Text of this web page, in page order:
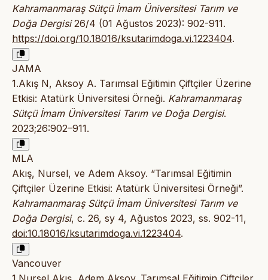
Kahramanmaraş Sütçü İmam Üniversitesi Tarım ve
Doğa Dergisi26/4 (01 Ağustos 2023): 902-911.
https://doi.org/10.18016/ksutarimdoga.vi.1223404.
JAMA
1.Akış N, Aksoy A. Tarımsal Eğitimin Çiftçiler Üzerine
Etkisi: Atatürk Üniversitesi Örneği. Kahramanmaraş
Sütçü İmam Üniversitesi Tarım ve Doğa Dergisi.
2023;26:902–911.
MLA
Akış, Nursel, ve Adem Aksoy. “Tarımsal Eğitimin
Çiftçiler Üzerine Etkisi: Atatürk Üniversitesi Örneği”.
Kahramanmaraş Sütçü İmam Üniversitesi Tarım ve
Doğa Dergisi, c. 26, sy 4, Ağustos 2023, ss. 902-11,
doi:10.18016/ksutarimdoga.vi.1223404.
Vancouver